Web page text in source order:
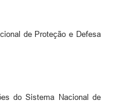
de Proteção e Defesa
Nacional de